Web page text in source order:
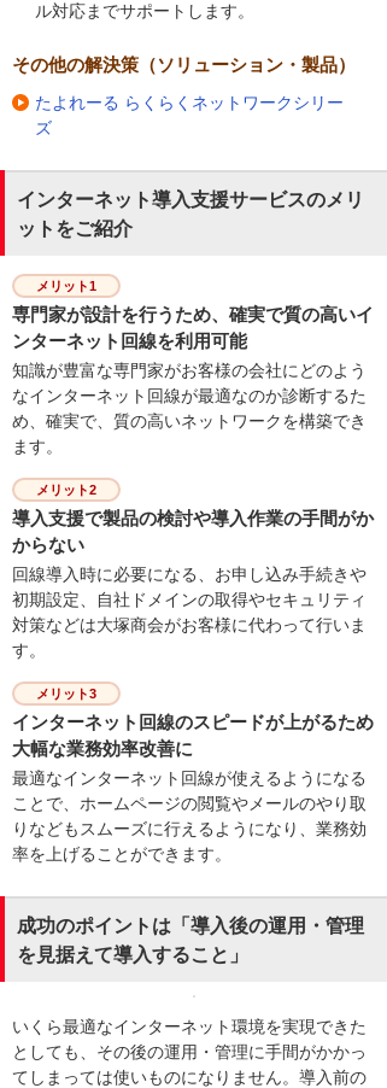
ル対応までサポートします。
その他の解決策（ソリューション・製品）
たよれーる らくらくネットワークシリー
ズ
インターネット導入支援サービスのメリ
ットをご紹介
メリット1
専門家が設計を行うため、確実で質の高いイ
ンターネット回線を利用可能
知識が豊富な専門家がお客様の会社にどのよう
なインターネット回線が最適なのか診断するた
め、確実で、質の高いネットワークを構築でき
ます。
メリット2
導入支援で製品の検討や導入作業の手間がか
からない
回線導入時に必要になる、お申し込み手続きや
初期設定、自社ドメインの取得やセキュリティ
対策などは大塚商会がお客様に代わって行いま
す。
メリット3
インターネット回線のスピードが上がるため
大幅な業務効率改善に
最適なインターネット回線が使えるようになる
ことで、ホームページの閲覧やメールのやり取
りなどもスムーズに行えるようになり、業務効
率を上げることができます。
成功のポイントは「導入後の運用・管理
を見据えて導入すること」
いくら最適なインターネット環境を実現できた
としても、その後の運用・管理に手間がかかっ
てしまっては使いものになりません。導入前の